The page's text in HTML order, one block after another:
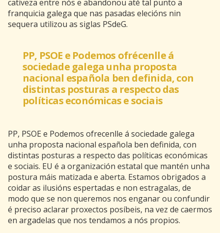
cativeza entre nós e abandonou até tal punto a
franquicia galega que nas pasadas elecións nin
sequera utilizou as siglas PSdeG.
PP, PSOE e Podemos ofrécenlle á
sociedade galega unha proposta
nacional española ben definida, con
distintas posturas a respecto das
políticas económicas e sociais
PP, PSOE e Podemos ofrecenlle á sociedade galega
unha proposta nacional española ben definida, con
distintas posturas a respecto das políticas económicas
e sociais. EU é a organización estatal que mantén unha
postura máis matizada e aberta. Estamos obrigados a
coidar as ilusións espertadas e non estragalas, de
modo que se non queremos nos enganar ou confundir
é preciso aclarar proxectos posíbeis, na vez de caermos
en argadelas que nos tendamos a nós propios.